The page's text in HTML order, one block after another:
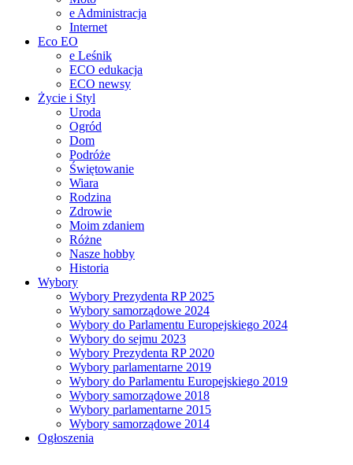
e Administracja
Internet
Eco EO
e Leśnik
ECO edukacja
ECO newsy
Życie i Styl
Uroda
Ogród
Dom
Podróże
Świętowanie
Wiara
Rodzina
Zdrowie
Moim zdaniem
Różne
Nasze hobby
Historia
Wybory
Wybory Prezydenta RP 2025
Wybory samorządowe 2024
Wybory do Parlamentu Europejskiego 2024
Wybory do sejmu 2023
Wybory Prezydenta RP 2020
Wybory parlamentarne 2019
Wybory do Parlamentu Europejskiego 2019
Wybory samorządowe 2018
Wybory parlamentarne 2015
Wybory samorządowe 2014
Ogłoszenia